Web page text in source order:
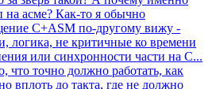
на асме? Как-то я обычно
С+АSM по-другому вижу -
логика, не критичные ко времени
или синхронности части на C...
что точно должно работать, как
вплоть до такта, где не должно